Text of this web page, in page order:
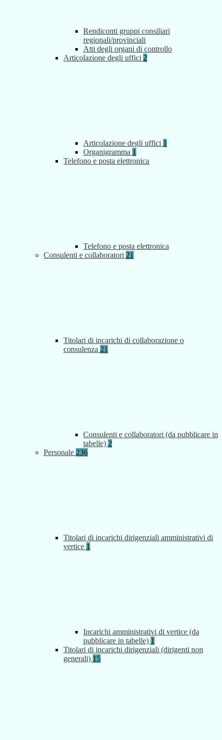
Rendiconti gruppi consiliari
regionali/provinciali
Atti degli organi di controllo
Articolazione degli uffici 2
Articolazione degli uffici 1
Organigramma 1
Telefono e posta elettronica
Telefono e posta elettronica
Consulenti e collaboratori 21
Titolari di incarichi di collaborazione o
consulenza 21
Consulenti e collaboratori (da pubblicare in
tabelle) 2
Personale 236
Titolari di incarichi dirigenziali amministrativi di
vertice 1
Incarichi amministrativi di vertice (da
pubblicare in tabelle) 1
Titolari di incarichi dirigenziali (dirigenti non
generali) 15